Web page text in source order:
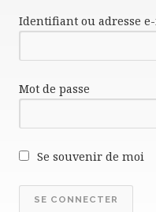
Identifiant ou adresse
Mot de passe
Se souvenir de moi